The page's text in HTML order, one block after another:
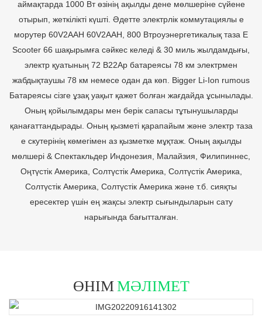
аймақтарда 1000 Вт өзінің ақылды дене мөлшеріне сүйене
отырып, жеткілікті күшті. Әдетте электрлік коммутациялы e
морутер 60V2AAH 60V2AAH, 800 Втроуэнергетикалық таза E
Scooter 66 шақырымға сәйкес келеді & 30 миль жылдамдығы,
электр қуатының 72 В22Ар батареясы 78 км электрмен
жабдықтаушы 78 км немесе одан да көп. Bigger Li-Ion rumous
Батареясы сізге ұзақ уақыт қажет болған жағдайда ұсынылады.
Оның қойылымдары мен берік сапасы тұтынушыларды
қанағаттандырады. Оның қызметі қарапайым және электр таза
e скутерінің көмегімен аз қызметке мұқтаж. Оның ақылды
мөлшері & Спектакльдер Индонезия, Малайзия, Филипиннес,
Оңтүстік Америка, Солтүстік Америка, Солтүстік Америка,
Солтүстік Америка, Солтүстік Америка және т.б. сияқты
ересектер үшін ең жақсы электр сығындыларын сату
нарығында бағытталған.
ӨНІММӘЛІМЕТ